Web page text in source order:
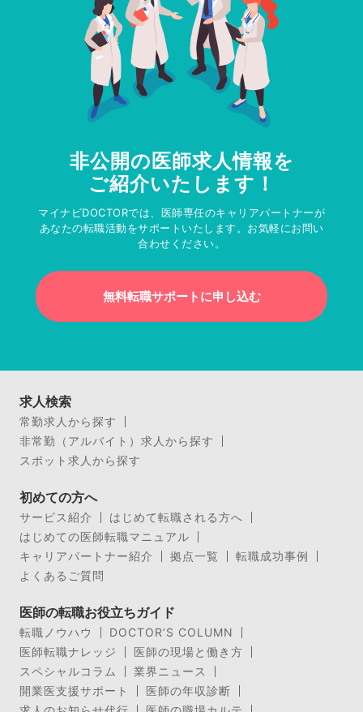
非公開の医師求人情報を
ご紹介いたします！
マイナビDOCTORでは、医師専任のキャリアパートナーが
あなたの転職活動をサポートいたします。お気軽にお問い
合わせください。
無料転職サポートに申し込む
求人検索
常勤求人から探す
非常勤（アルバイト）求人から探す
スポット求人から探す
初めての方へ
サービス紹介
はじめて転職される方へ
はじめての医師転職マニュアル
キャリアパートナー紹介
拠点一覧
転職成功事例
よくあるご質問
医師の転職お役立ちガイド
転職ノウハウ
DOCTOR’S COLUMN
医師転職ナレッジ
医師の現場と働き方
スペシャルコラム
業界ニュース
開業医支援サポート
医師の年収診断